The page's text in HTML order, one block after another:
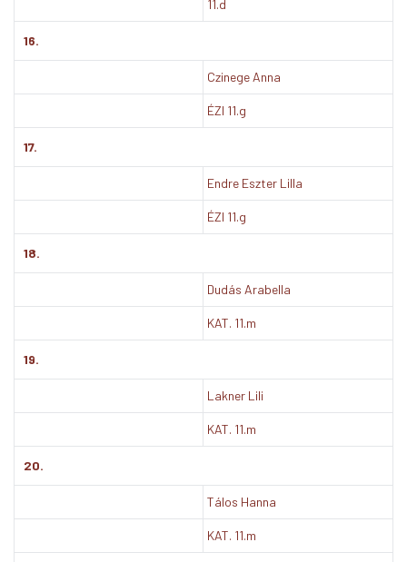
11.d
16.
Czinege Anna
ÉZI 11.g
17.
Endre Eszter Lilla
ÉZI 11.g
18.
Dudás Arabella
KAT. 11.m
19.
Lakner Lili
KAT. 11.m
20.
Tálos Hanna
KAT. 11.m